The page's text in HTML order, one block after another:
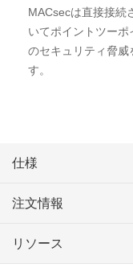
MACsecは直接接続
いてポイントツー
のセキュリティ脅威
す。
仕様
注文情報
リソース